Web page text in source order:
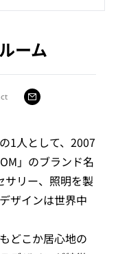
ーム
1人として、2007
」のブランド名
サリー、照明を製
ザインは世界中
どこか居心地の